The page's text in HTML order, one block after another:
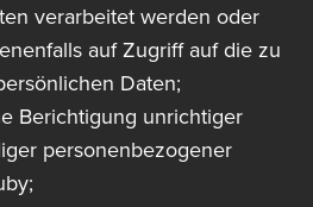
verarbeitet werden oder
auf Zugriff auf die zu
Daten;
Berichtigung unrichtiger
personenbezogener